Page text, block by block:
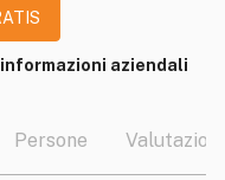
informazioni aziendali
Persone Valutazioni